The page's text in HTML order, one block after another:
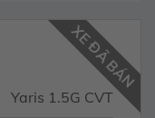
Yaris 1.5G CVT
XE ĐÃ BÁN